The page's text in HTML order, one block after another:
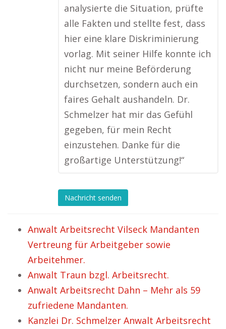
analysierte die Situation, prüfte
alle Fakten und stellte fest, dass
hier eine klare Diskriminierung
vorlag. Mit seiner Hilfe konnte ich
nicht nur meine Beförderung
durchsetzen, sondern auch ein
faires Gehalt aushandeln. Dr.
Schmelzer hat mir das Gefühl
gegeben, für mein Recht
einzustehen. Danke für die
großartige Unterstützung!“
Nachricht senden
Anwalt Arbeitsrecht Vilseck Mandanten
Vertreung für Arbeitgeber sowie
Arbeitehmer.
Anwalt Traun bzgl. Arbeitsrecht.
Anwalt Arbeitsrecht Dahn – Mehr als 59
zufriedene Mandanten.
Kanzlei Dr. Schmelzer Anwalt Arbeitsrecht